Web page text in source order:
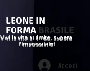
LEONE IN
FORMA BRASILE
Vivi la vita al limite, supera
l'impossibile!
Accedi